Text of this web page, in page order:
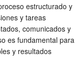
estructurado y
y tareas
comunicados y
es fundamental para
y resultados